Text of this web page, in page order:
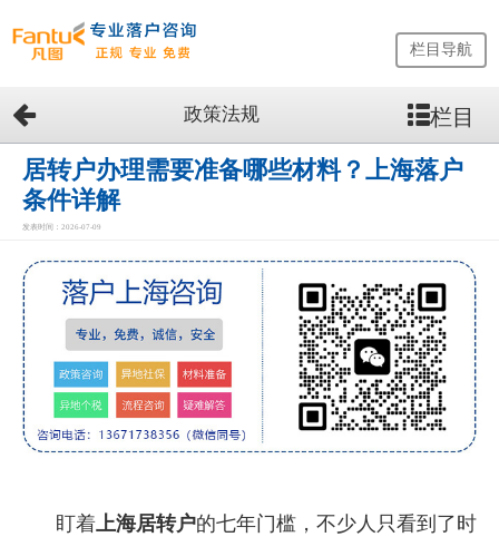
网
站
首
页
留
生
务
优
栏目导航
政策法规 栏目
居转户办理需要准备哪些材料？上海落户
条件详解
发表时间：2026-07-09
盯着上海居转户的七年门槛，不少人只看到了时